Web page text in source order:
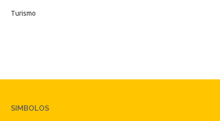
Turismo
SIMBOLOS